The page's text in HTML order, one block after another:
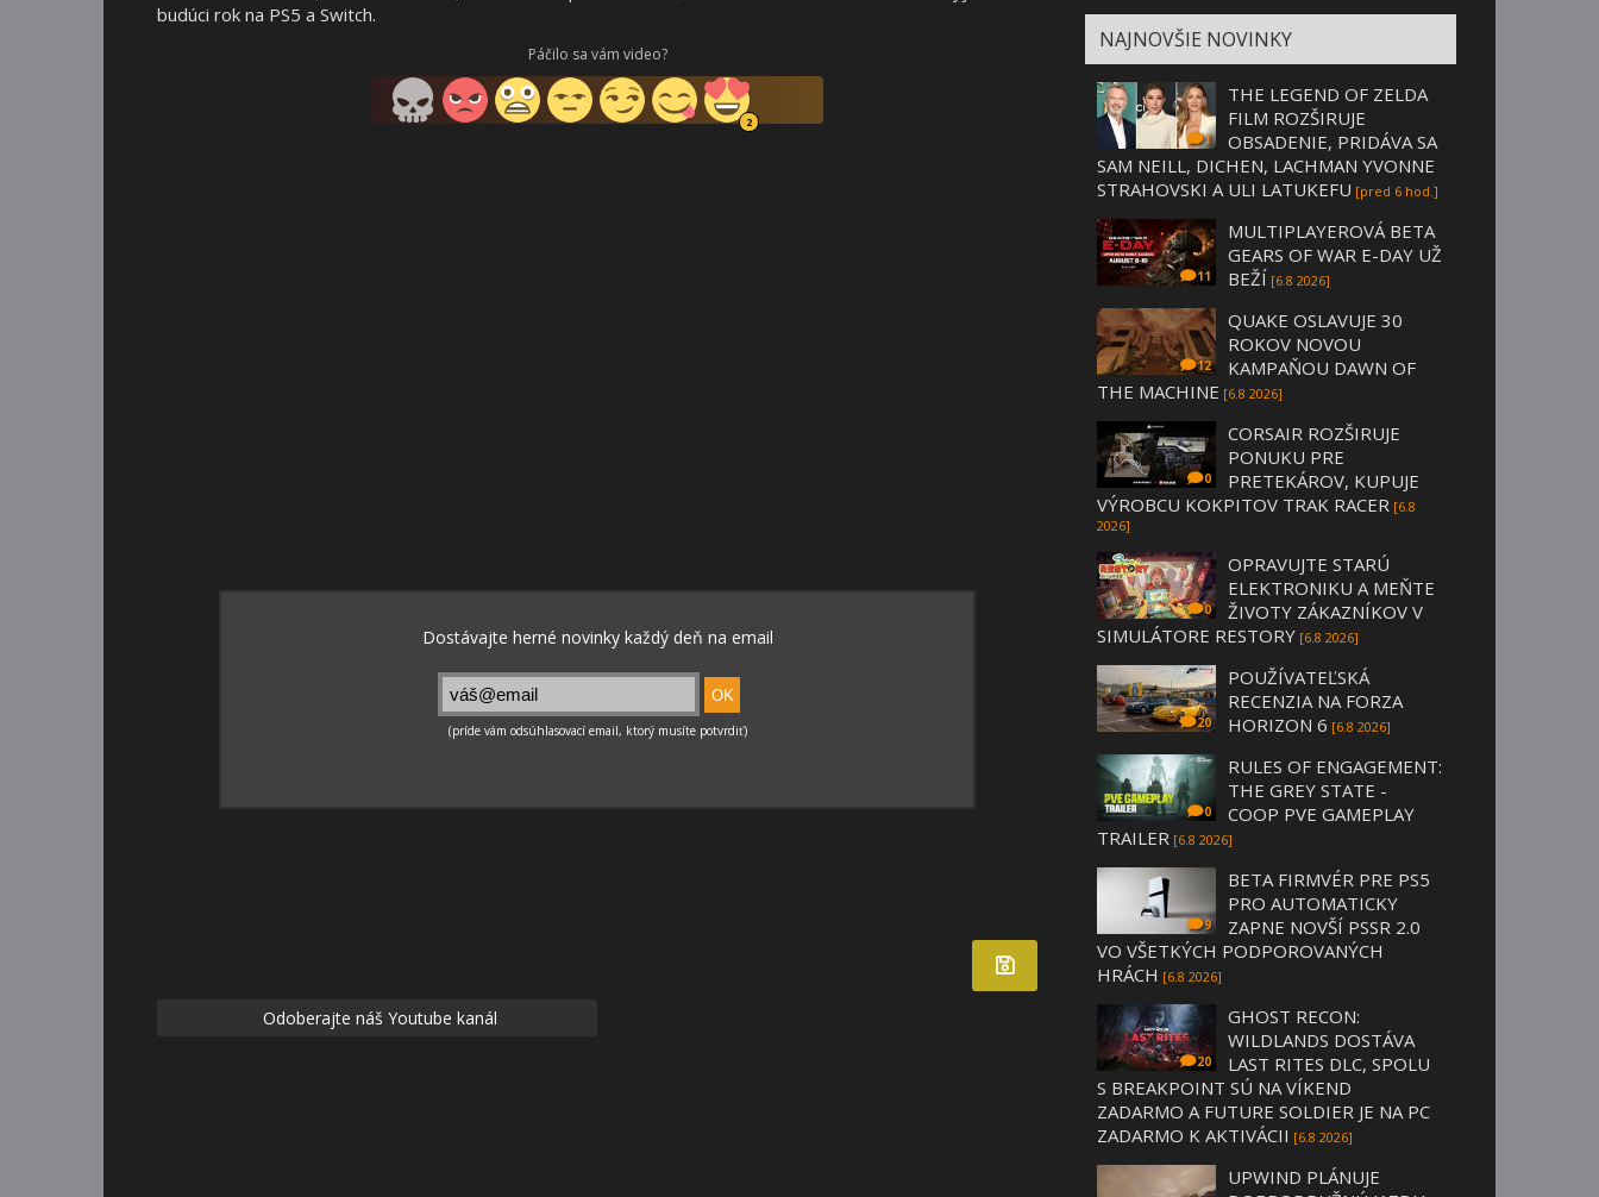
budúci rok na PS5 a Switch.
Páčilo sa vám video?
Odoberajte náš Youtube kanál
NAJNOVŠIE NOVINKY
1
THE LEGEND OF ZELDA
FILM ROZŠIRUJE
OBSADENIE, PRIDÁVA SA
SAM NEILL, DICHEN, LACHMAN YVONNE
STRAHOVSKI A ULI LATUKEFU [pred 6 hod.]
11
MULTIPLAYEROVÁ BETA
GEARS OF WAR E-DAY UŽ
BEŽÍ [6.8 2026]
12
QUAKE OSLAVUJE 30
ROKOV NOVOU
KAMPAŇOU DAWN OF
THE MACHINE [6.8 2026]
0
CORSAIR ROZŠIRUJE
PONUKU PRE
PRETEKÁROV, KUPUJE
VÝROBCU KOKPITOV TRAK RACER [6.8
2026]
0
OPRAVUJTE STARÚ
ELEKTRONIKU A MEŇTE
ŽIVOTY ZÁKAZNÍKOV V
SIMULÁTORE RESTORY [6.8 2026]
20
POUŽÍVATEĽSKÁ
RECENZIA NA FORZA
HORIZON 6 [6.8 2026]
0
RULES OF ENGAGEMENT:
THE GREY STATE -
COOP PVE GAMEPLAY
TRAILER [6.8 2026]
9
BETA FIRMVÉR PRE PS5
PRO AUTOMATICKY
ZAPNE NOVŠÍ PSSR 2.0
VO VŠETKÝCH PODPOROVANÝCH
HRÁCH [6.8 2026]
20
GHOST RECON:
WILDLANDS DOSTÁVA
LAST RITES DLC, SPOLU
S BREAKPOINT SÚ NA VÍKEND
ZADARMO A FUTURE SOLDIER JE NA PC
ZADARMO K AKTIVÁCII [6.8 2026]
UPWIND PLÁNUJE